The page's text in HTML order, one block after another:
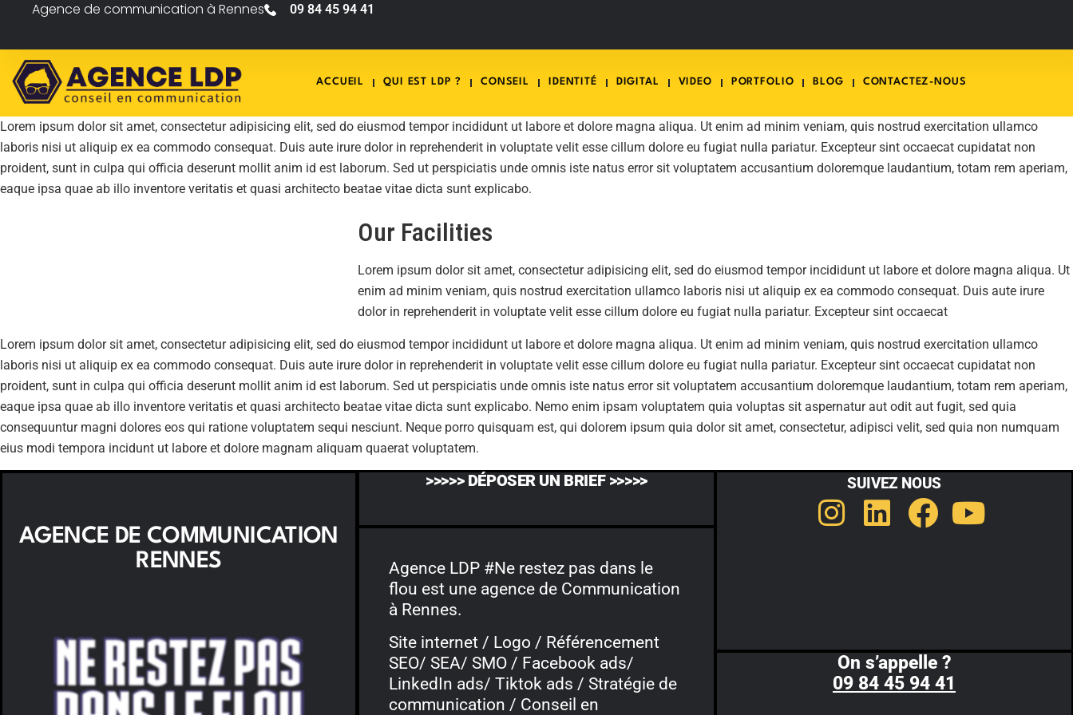
Agence de communication à Rennes 09 84 45 94 41
ACCUEIL QUI EST LDP ? CONSEIL IDENTITÉ DIGITAL VIDEO PORTFOLIO BLOG CONTACTEZ-NOUS
Lorem ipsum dolor sit amet, consectetur adipisicing elit, sed do eiusmod tempor incididunt ut labore et dolore magna aliqua. Ut enim ad minim veniam, quis nostrud exercitation ullamco
laboris nisi ut aliquip ex ea commodo consequat. Duis aute irure dolor in reprehenderit in voluptate velit esse cillum dolore eu fugiat nulla pariatur. Excepteur sint occaecat cupidatat non
proident, sunt in culpa qui officia deserunt mollit anim id est laborum. Sed ut perspiciatis unde omnis iste natus error sit voluptatem accusantium doloremque laudantium, totam rem aperiam,
eaque ipsa quae ab illo inventore veritatis et quasi architecto beatae vitae dicta sunt explicabo.
Our Facilities
Lorem ipsum dolor sit amet, consectetur adipisicing elit, sed do eiusmod tempor incididunt ut labore et dolore magna aliqua. Ut
enim ad minim veniam, quis nostrud exercitation ullamco laboris nisi ut aliquip ex ea commodo consequat. Duis aute irure
dolor in reprehenderit in voluptate velit esse cillum dolore eu fugiat nulla pariatur. Excepteur sint occaecat
Lorem ipsum dolor sit amet, consectetur adipisicing elit, sed do eiusmod tempor incididunt ut labore et dolore magna aliqua. Ut enim ad minim veniam, quis nostrud exercitation ullamco
laboris nisi ut aliquip ex ea commodo consequat. Duis aute irure dolor in reprehenderit in voluptate velit esse cillum dolore eu fugiat nulla pariatur. Excepteur sint occaecat cupidatat non
proident, sunt in culpa qui officia deserunt mollit anim id est laborum. Sed ut perspiciatis unde omnis iste natus error sit voluptatem accusantium doloremque laudantium, totam rem aperiam,
eaque ipsa quae ab illo inventore veritatis et quasi architecto beatae vitae dicta sunt explicabo. Nemo enim ipsam voluptatem quia voluptas sit aspernatur aut odit aut fugit, sed quia
consequuntur magni dolores eos qui ratione voluptatem sequi nesciunt. Neque porro quisquam est, qui dolorem ipsum quia dolor sit amet, consectetur, adipisci velit, sed quia non numquam
eius modi tempora incidunt ut labore et dolore magnam aliquam quaerat voluptatem.
AGENCE DE COMMUNICATION
RENNES
>>>>> DÉPOSER UN BRIEF >>>>>
Agence LDP #Ne restez pas dans le
flou est une agence de Communication
à Rennes.
Site internet / Logo / Référencement
SEO/ SEA/ SMO / Facebook ads/
LinkedIn ads/ Tiktok ads / Stratégie de
communication / Conseil en
SUIVEZ NOUS
On s’appelle ?
09 84 45 94 41